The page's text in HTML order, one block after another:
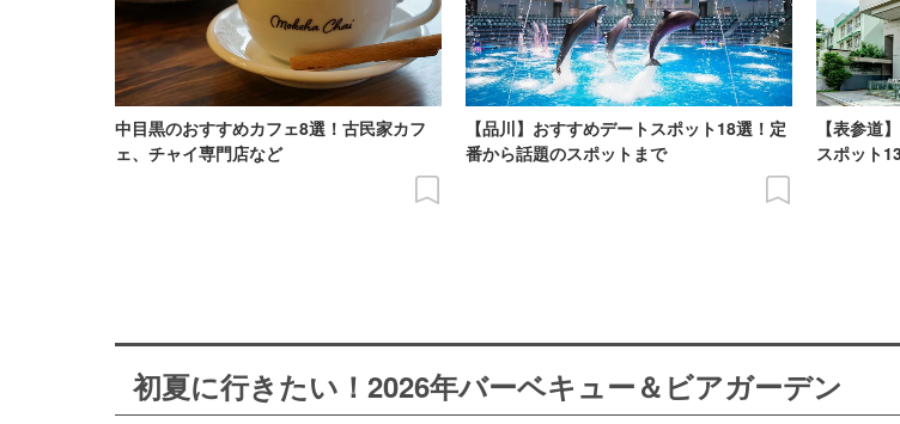
中目黒のおすすめカフェ8選！古民家カフ
ェ、チャイ専門店など
【品川】おすすめデートスポット18選！定
番から話題のスポットまで
【表参道
スポット
初夏に行きたい！2026年バーベキュー＆ビアガーデン